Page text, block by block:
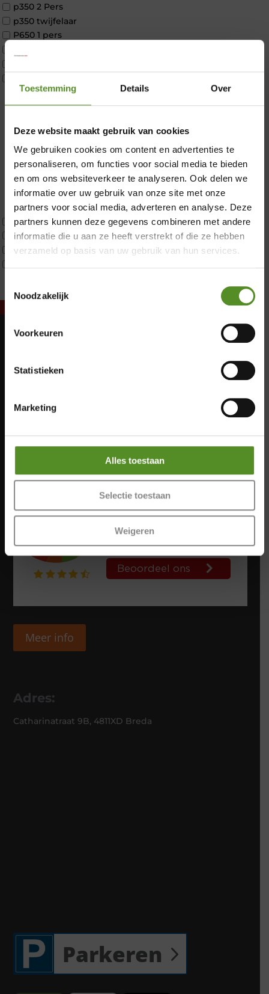
Toestemming Details Over
Deze website maakt gebruik van cookies
We gebruiken cookies om content en advertenties te
personaliseren, om functies voor social media te bieden
en om ons websiteverkeer te analyseren. Ook delen we
informatie over uw gebruik van onze site met onze
partners voor social media, adverteren en analyse. Deze
partners kunnen deze gegevens combineren met andere
informatie die u aan ze heeft verstrekt of die ze hebben
verzameld op basis van uw gebruik van hun services.
Noodzakelijk
Voorkeuren
Statistieken
Marketing
Alles toestaan
Selectie toestaan
Weigeren
p350 2 Pers
p350 twijfelaar
P650 1 pers
Maatvoering
1 persoon
2 personen split
Twijfelaar
Materiaal
Koudschuim
Latex
Traagschuim
Tweepersoons 1 kern
Tweepersoons 1 kern product
Tweepersoons 2 kernen
Dinsdag: Gesloten
Vrijdag: 12:00 – 17:00
Zondag: 12:00 – 17:00
Meer info
Adres:
Catharinatraat 9B, 4811XD Breda
Parkeren
Donderdag 12:00 – 17:00
Zaterdag 12:00 – 17:00